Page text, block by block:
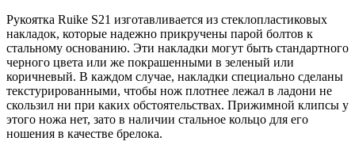
Рукоятка Ruike S21 изготавливается из стеклопластиковых
накладок, которые надежно прикручены парой болтов к
стальному основанию. Эти накладки могут быть стандартного
черного цвета или же покрашенными в зеленый или
коричневый. В каждом случае, накладки специально сделаны
текстурированными, чтобы нож плотнее лежал в ладони не
скользил ни при каких обстоятельствах. Прижимной клипсы у
этого ножа нет, зато в наличии стальное кольцо для его
ношения в качестве брелока.